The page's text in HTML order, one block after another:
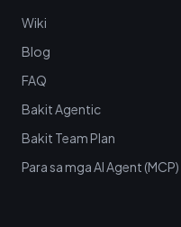
Wiki
Blog
FAQ
Bakit Agentic
Bakit Team Plan
Para sa mga AI Agent (MCP)